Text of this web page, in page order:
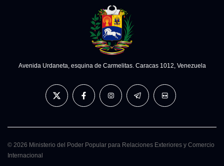
Avenida Urdaneta, esquina de Carmelitas. Caracas 1012, Venezuela
© 2026 Ministerio del Poder Popular para Relaciones Exteriores y Comercio
Internacional